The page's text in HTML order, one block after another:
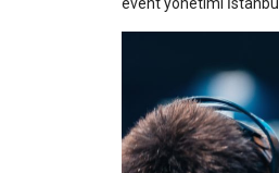
event yönetimi İstanbul